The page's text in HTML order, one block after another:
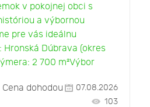
v pokojnej obci s
a výbornou
pre vás ideálnu
Dúbrava (okres
2 700 m²Výbor
Cena dohodou
07.08.2026
103